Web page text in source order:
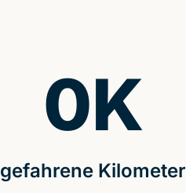
gefahrene Kilometer
0K